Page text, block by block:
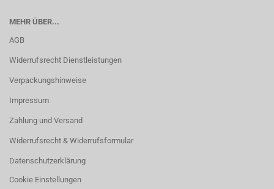
MEHR ÜBER...
AGB
Widerrufsrecht Dienstleistungen
Verpackungshinweise
Impressum
Zahlung und Versand
Widerrufsrecht & Widerrufsformular
Datenschutzerklärung
Cookie Einstellungen